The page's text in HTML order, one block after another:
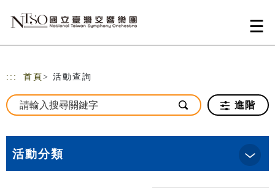
::: 首頁 > 活動查詢
進階
活動分類